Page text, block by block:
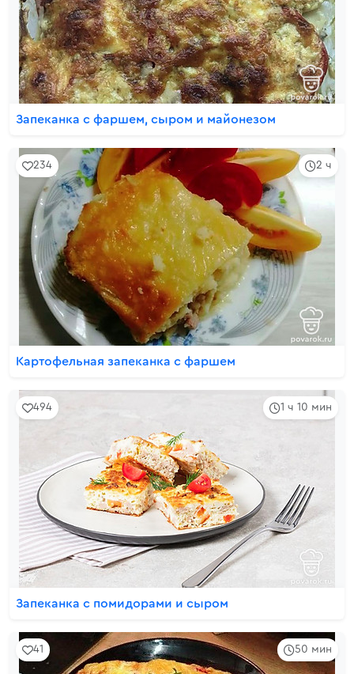
Запеканка с фаршем, сыром и майонезом
2 ч
234
Картофельная запеканка с фаршем
1 ч 10 мин
494
Запеканка с помидорами и сыром
50 мин
41